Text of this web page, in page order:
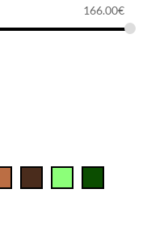
166.00€